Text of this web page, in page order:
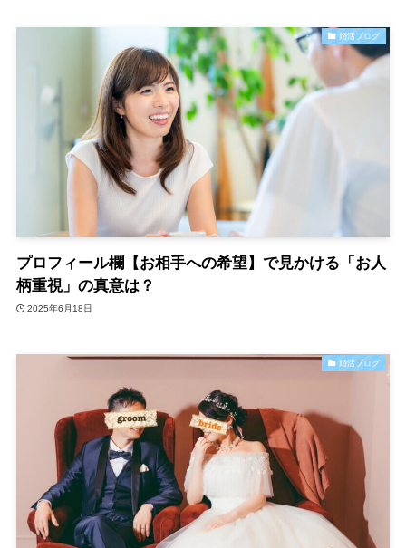
婚活ブログ
プロフィール欄【お相手への希望】で見かける「お人
柄重視」の真意は？
2025年6月18日
婚活ブログ